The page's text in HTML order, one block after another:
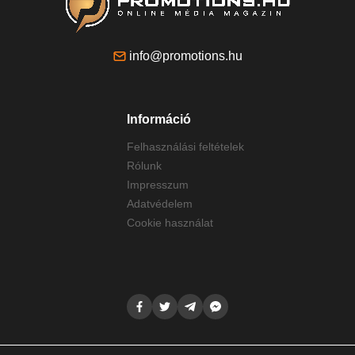
info@promotions.hu
Információ
Felhasználási feltételek
Rólunk
Impresszum
Adatvédelem
Cookie használat